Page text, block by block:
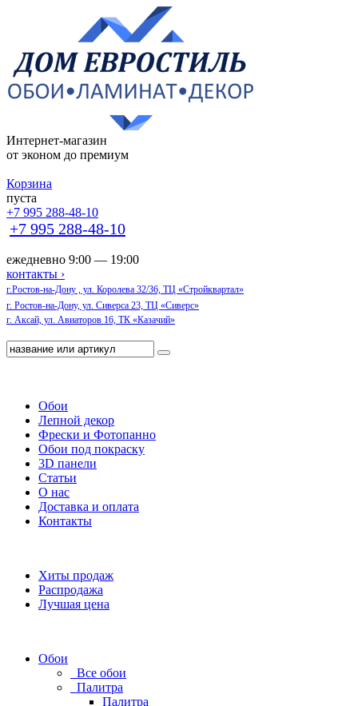
Интернет-магазин
от эконом до премиум
Корзина
пуста
+7 995 288-48-10
+7 995 288-48-10
ежедневно 9:00 — 19:00
контакты ›
г.Ростов-на-Дону , ул. Королева 32/36, ТЦ «Стройквартал»
г. Ростов-на-Дону, ул. Сиверса 23, ТЦ «Сиверс»
г. Аксай, ул. Авиаторов 16, ТК «Казачий»
Обои
Лепной декор
Фрески и Фотопанно
Обои под покраску
3D панели
Статьи
О нас
Доставка и оплата
Контакты
Хиты продаж
Распродажа
Лучшая цена
Обои
Все обои
Палитра
Палитра